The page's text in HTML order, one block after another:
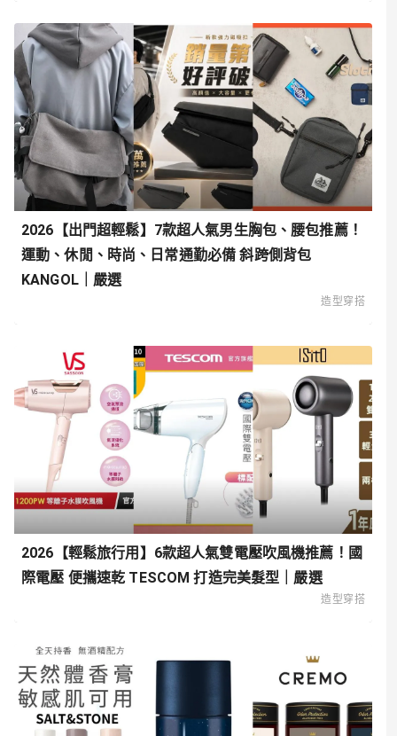
2026【出門超輕鬆】7款超人氣男生胸包、腰包推薦！
運動、休閒、時尚、日常通勤必備 斜跨側背包
KANGOL｜嚴選
造型穿搭
2026【輕鬆旅行用】6款超人氣雙電壓吹風機推薦！國
際電壓 便攜速乾 TESCOM 打造完美髮型｜嚴選
造型穿搭